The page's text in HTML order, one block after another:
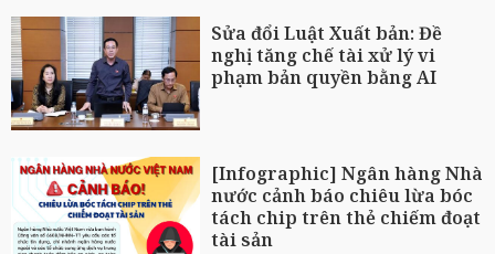
Sửa đổi Luật Xuất bản: Đề
nghị tăng chế tài xử lý vi
phạm bản quyền bằng AI
[Infographic] Ngân hàng Nhà
nước cảnh báo chiêu lừa bóc
tách chip trên thẻ chiếm đoạt
tài sản